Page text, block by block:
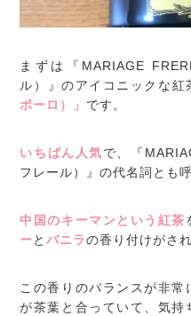
まずは『MARIAGE
ル）』のアイコニックな紅
ポーロ）」 です。
いちばん人気で、『
フレール）』の代名詞とも
中国のキーマンという紅茶
ーとバニラの香り付けがさ
この香りのバランスが非常
が茶葉と合っていて、気持